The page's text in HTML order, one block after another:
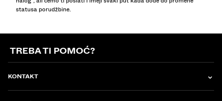
statusa porudžbine.
TREBA TI POMOĆ?
KONTAKT